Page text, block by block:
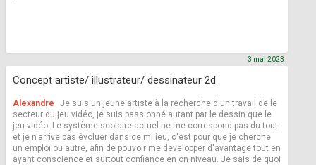
Concept artiste/ illustrateur/ dessinateur 2d
3 mai 2023
Alexandre
Je suis un jeune artiste à la recherche d'un travail de le
secteur du jeu vidéo, je suis passionné autant par le dessin que le
jeu vidéo. Le système scolaire actuel ne me correspond pas du tout
et je n'arrive pas évoluer dans ce milieu, c'est pour que je cherche
un emploi ou autre, afin de pouvoir me developper d'avantage tout en
ayant conscience et surtout confiance en on niveau. Je sais de quoi